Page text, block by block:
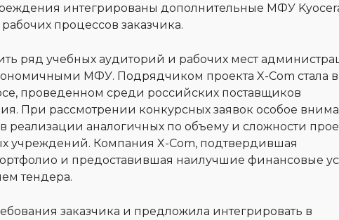
интегрированы дополнительные МФУ
процессов заказчика.
ряд учебных аудиторий и рабочих мест
МФУ. Подрядчиком проекта X-Com стала в
проведенном среди российских поставщиков
При рассмотрении конкурсных заявок особое
реализации аналогичных по объему и сложности
учреждений. Компания X-Com, подтвердившая
и предоставившая наилучшие финансовые
тендера.
заказчика и предложила интегрировать в